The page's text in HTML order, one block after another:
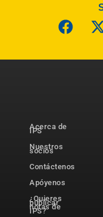
Acerca de
IPS
Nuestros
socios
Contáctenos
Apóyenos
¿Quieres
publicar
notas de
IPS?